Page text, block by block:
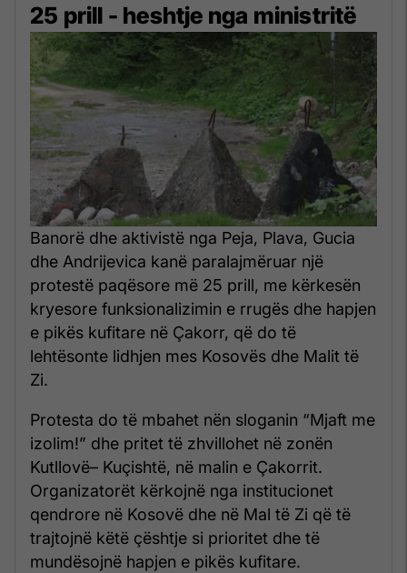
25 prill - heshtje nga ministritë
Banorë dhe aktivistë nga Peja, Plava, Gucia
dhe Andrijevica kanë paralajmëruar një
protestë paqësore më 25 prill, me kërkesën
kryesore funksionalizimin e rrugës dhe hapjen
e pikës kufitare në Çakorr, që do të
lehtësonte lidhjen mes Kosovës dhe Malit të
Zi.
Protesta do të mbahet nën sloganin “Mjaft me
izolim!” dhe pritet të zhvillohet në zonën
Kutllovë– Kuçishtë, në malin e Çakorrit.
Organizatorët kërkojnë nga institucionet
qendrore në Kosovë dhe në Mal të Zi që të
trajtojnë këtë çështje si prioritet dhe të
mundësojnë hapjen e pikës kufitare.